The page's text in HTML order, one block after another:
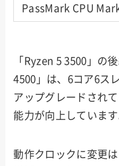
PassMark CPU
「Ryzen 5 3500」の
4500」は、6コア6ス
アップグレードされ
能力が向上しています
動作クロックに変更